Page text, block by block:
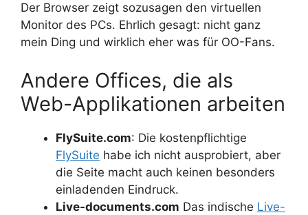
Der Browser zeigt sozusagen den virtuellen
Monitor des PCs. Ehrlich gesagt: nicht ganz
mein Ding und wirklich eher was für OO-Fans.
Andere Offices, die als
Web-Applikationen arbeiten
FlySuite.com: Die kostenpflichtige
FlySuite habe ich nicht ausprobiert, aber
die Seite macht auch keinen besonders
einladenden Eindruck.
Live-documents.com Das indische Live-